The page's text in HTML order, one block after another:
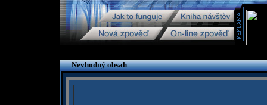
Nevhodný obsah